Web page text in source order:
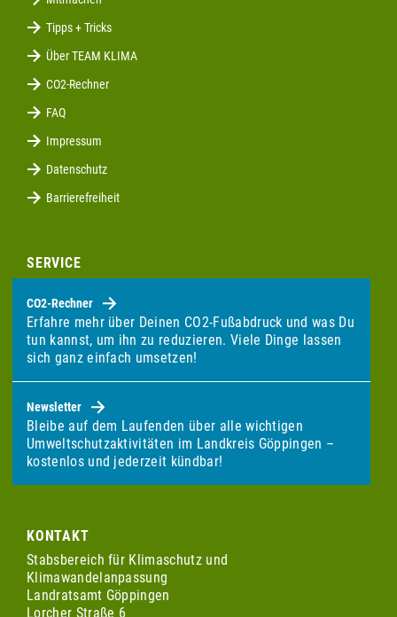
Tipps + Tricks
Über TEAM KLIMA
CO2-Rechner
FAQ
Impressum
Datenschutz
Barrierefreiheit
SERVICE
CO2-Rechner
Erfahre mehr über Deinen CO2-Fußabdruck und was Du
tun kannst, um ihn zu reduzieren. Viele Dinge lassen
sich ganz einfach umsetzen!
Newsletter
Bleibe auf dem Laufenden über alle wichtigen
Umweltschutzaktivitäten im Landkreis Göppingen –
kostenlos und jederzeit kündbar!
KONTAKT
Stabsbereich für Klimaschutz und
Klimawandelanpassung
Landratsamt Göppingen
Lorcher Straße 6